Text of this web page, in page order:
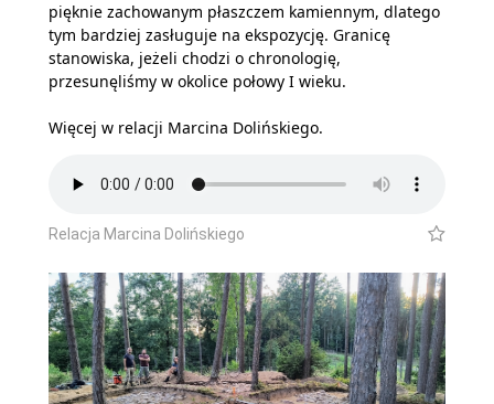
pięknie zachowanym płaszczem kamiennym, dlatego
tym bardziej zasługuje na ekspozycję. Granicę
stanowiska, jeżeli chodzi o chronologię,
przesunęliśmy w okolice połowy I wieku.
Więcej w relacji Marcina Dolińskiego.
Relacja Marcina Dolińskiego